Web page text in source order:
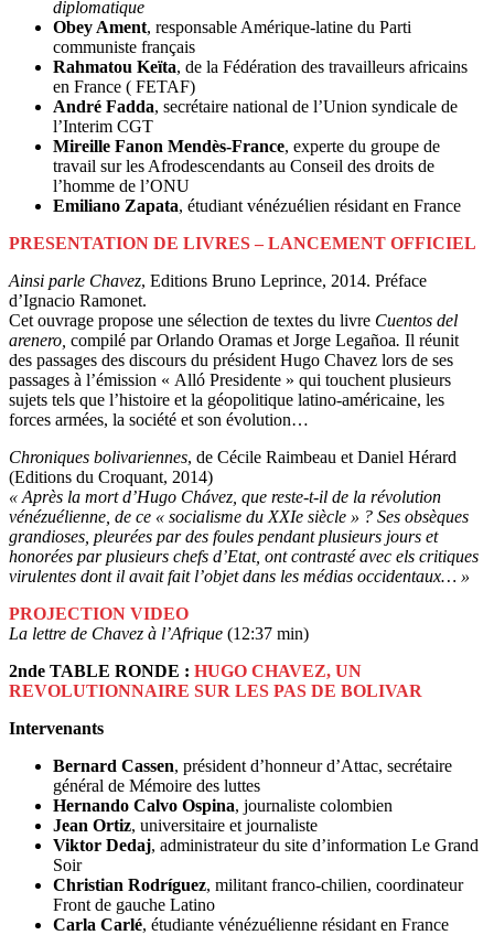
diplomatique
Obey Ament, responsable Amérique-latine du Parti
communiste français
Rahmatou Keïta, de la Fédération des travailleurs africains
en France ( FETAF)
André Fadda, secrétaire national de l’Union syndicale de
l’Interim CGT
Mireille Fanon Mendès-France, experte du groupe de
travail sur les Afrodescendants au Conseil des droits de
l’homme de l’ONU
Emiliano Zapata, étudiant vénézuélien résidant en France
PRESENTATION DE LIVRES – LANCEMENT OFFICIEL
Ainsi parle Chavez, Editions Bruno Leprince, 2014. Préface
d’Ignacio Ramonet.
Cet ouvrage propose une sélection de textes du livre Cuentos del
arenero, compilé par Orlando Oramas et Jorge Legañoa. Il réunit
des passages des discours du président Hugo Chavez lors de ses
passages à l’émission « Alló Presidente » qui touchent plusieurs
sujets tels que l’histoire et la géopolitique latino-américaine, les
forces armées, la société et son évolution…
Chroniques bolivariennes, de Cécile Raimbeau et Daniel Hérard
(Editions du Croquant, 2014)
« Après la mort d’Hugo Chávez, que reste-t-il de la révolution
vénézuélienne, de ce « socialisme du XXIe siècle » ? Ses obsèques
grandioses, pleurées par des foules pendant plusieurs jours et
honorées par plusieurs chefs d’Etat, ont contrasté avec els critiques
virulentes dont il avait fait l’objet dans les médias occidentaux… »
PROJECTION VIDEO
La lettre de Chavez à l’Afrique (12:37 min)
2nde TABLE RONDE : HUGO CHAVEZ, UN
REVOLUTIONNAIRE SUR LES PAS DE BOLIVAR
Intervenants
Bernard Cassen, président d’honneur d’Attac, secrétaire
général de Mémoire des luttes
Hernando Calvo Ospina, journaliste colombien
Jean Ortiz, universitaire et journaliste
Viktor Dedaj, administrateur du site d’information Le Grand
Soir
Christian Rodríguez, militant franco-chilien, coordinateur
Front de gauche Latino
Carla Carlé, étudiante vénézuélienne résidant en France